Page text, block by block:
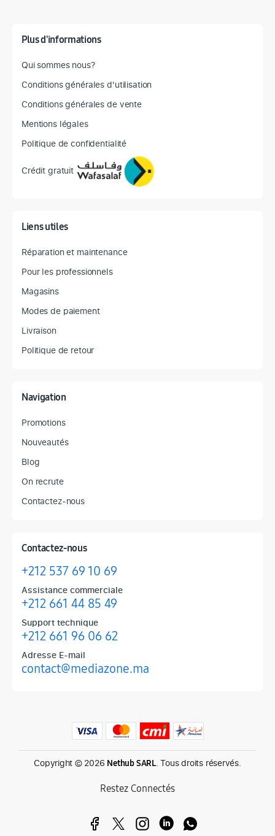
Plus d'informations
Qui sommes nous?
Conditions générales d'utilisation
Conditions générales de vente
Mentions légales
Politique de confidentialité
Crédit gratuit
Liens utiles
Réparation et maintenance
Pour les professionnels
Magasins
Modes de paiement
Livraison
Politique de retour
Navigation
Promotions
Nouveautés
Blog
On recrute
Contactez-nous
Contactez-nous
+212 537 69 10 69
Assistance commerciale
+212 661 44 85 49
Support technique
+212 661 96 06 62
Adresse E-mail
contact@mediazone.ma
Produits phares chez Mediazone
Retrouvez chez Mediazone les références incontournables :
Copyright © 2026 Nethub SARL. Tous droits réservés.
Restez Connectés